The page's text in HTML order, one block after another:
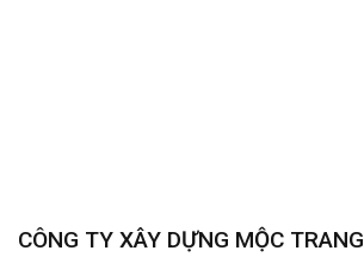
CÔNG TY XÂY DỰNG MỘC TRANG